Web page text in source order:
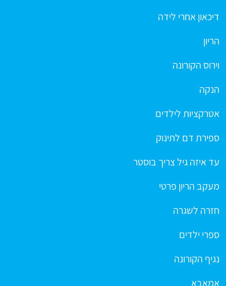
דיכאון אחרי לידה
הריון
וירוס הקורונה
הנקה
אטרקציות לילדים
ספירת דם לתינוק
עד איזה גיל צריך בוסטר
מעקב הריון פרטי
חזרה לשגרה
ספרי ילדים
נגיף הקורונה
אמאבא